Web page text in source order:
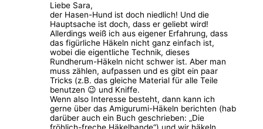
Liebe Sara,
der Hasen-Hund ist doch niedlich! Und die
Hauptsache ist doch, dass er geliebt wird!
Allerdings weiß ich aus eigener Erfahrung, dass
das figürliche Häkeln nicht ganz einfach ist,
wobei die eigentliche Technik, dieses
Rundherum-Häkeln nicht schwer ist. Aber man
muss zählen, aufpassen und es gibt ein paar
Tricks (z.B. das gleiche Material für alle Teile
benutzen 😉 und Kniffe.
Wenn also Interesse besteht, dann kann ich
gerne über das Amigurumi-Häkeln berichten (hab
darüber auch ein Buch geschrieben: „Die